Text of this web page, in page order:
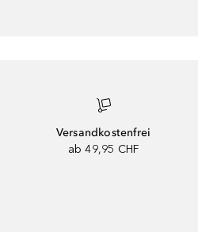
Versandkostenfrei
ab 49,95 CHF